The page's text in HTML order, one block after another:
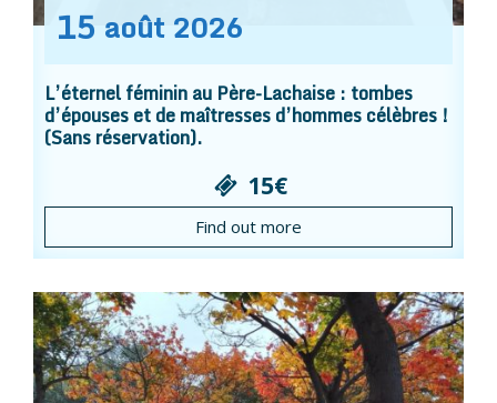
15 août 2026
L’éternel féminin au Père-Lachaise : tombes
d’épouses et de maîtresses d’hommes célèbres !
(Sans réservation).
15€
Find out more